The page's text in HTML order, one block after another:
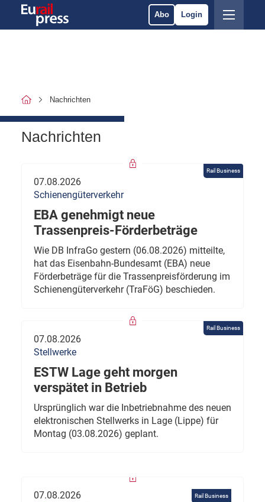
Abo Login
Nachrichten
Nachrichten
Rail Business
07.08.2026
Schienengüterverkehr
EBA genehmigt neue
Trassenpreis-Förderbeträge
Wie DB InfraGo gestern (06.08.2026) mitteilte,
hat das Eisenbahn-Bundesamt (EBA) neue
Förderbeträge für die Trassenpreisförderung im
Schienengüterverkehr (TraFöG) beschieden.
Rail Business
07.08.2026
Stellwerke
ESTW Lage geht morgen
verspätet in Betrieb
Ursprünglich war die Inbetriebnahme des neuen
elektronischen Stellwerks in Lage (Lippe) für
Montag (03.08.2026) geplant.
Rail Business
07.08.2026